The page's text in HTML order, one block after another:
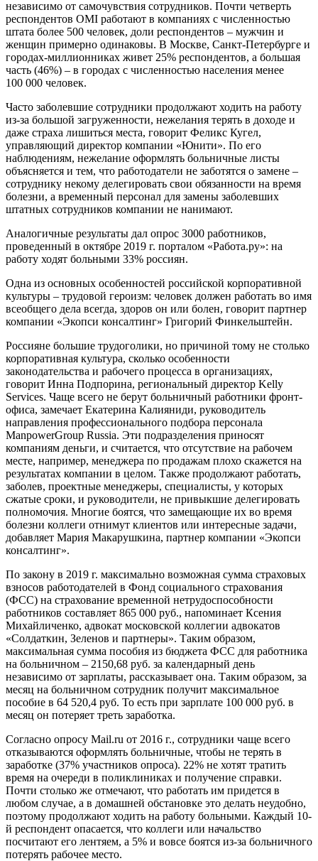
независимо от самочувствия сотрудников. Почти четверть
респондентов OMI работают в компаниях с численностью
штата более 500 человек, доли респондентов – мужчин и
женщин примерно одинаковы. В Москве, Санкт-Петербурге и
городах-миллионниках живет 25% респондентов, а большая
часть (46%) – в городах с численностью населения менее
100 000 человек.
Часто заболевшие сотрудники продолжают ходить на работу
из-за большой загруженности, нежелания терять в доходе и
даже страха лишиться места, говорит Феликс Кугел,
управляющий директор компании «Юнити». По его
наблюдениям, нежелание оформлять больничные листы
объясняется и тем, что работодатели не заботятся о замене –
сотруднику некому делегировать свои обязанности на время
болезни, а временный персонал для замены заболевших
штатных сотрудников компании не нанимают.
Аналогичные результаты дал опрос 3000 работников,
проведенный в октябре 2019 г. порталом «Работа.ру»: на
работу ходят больными 33% россиян.
Одна из основных особенностей российской корпоративной
культуры – трудовой героизм: человек должен работать во имя
всеобщего дела всегда, здоров он или болен, говорит партнер
компании «Экопси консалтинг» Григорий Финкельштейн.
Россияне большие трудоголики, но причиной тому не столько
корпоративная культура, сколько особенности
законодательства и рабочего процесса в организациях,
говорит Инна Подпорина, региональный директор Kelly
Services. Чаще всего не берут больничный работники фронт-
офиса, замечает Екатерина Калияниди, руководитель
направления профессионального подбора персонала
ManpowerGroup Russia. Эти подразделения приносят
компаниям деньги, и считается, что отсутствие на рабочем
месте, например, менеджера по продажам плохо скажется на
результатах компании в целом. Также продолжают работать,
заболев, проектные менеджеры, специалисты, у которых
сжатые сроки, и руководители, не привыкшие делегировать
полномочия. Многие боятся, что замещающие их во время
болезни коллеги отнимут клиентов или интересные задачи,
добавляет Мария Макарушкина, партнер компании «Экопси
консалтинг».
По закону в 2019 г. максимально возможная сумма страховых
взносов работодателей в Фонд социального страхования
(ФСС) на страхование временной нетрудоспособности
работников составляет 865 000 руб., напоминает Ксения
Михайличенко, адвокат московской коллегии адвокатов
«Солдаткин, Зеленов и партнеры». Таким образом,
максимальная сумма пособия из бюджета ФСС для работника
на больничном – 2150,68 руб. за календарный день
независимо от зарплаты, рассказывает она. Таким образом, за
месяц на больничном сотрудник получит максимальное
пособие в 64 520,4 руб. То есть при зарплате 100 000 руб. в
месяц он потеряет треть заработка.
Согласно опросу Mail.ru от 2016 г., сотрудники чаще всего
отказываются оформлять больничные, чтобы не терять в
заработке (37% участников опроса). 22% не хотят тратить
время на очереди в поликлиниках и получение справки.
Почти столько же отмечают, что работать им придется в
любом случае, а в домашней обстановке это делать неудобно,
поэтому продолжают ходить на работу больными. Каждый 10-
й респондент опасается, что коллеги или начальство
посчитают его лентяем, а 5% и вовсе боятся из-за больничного
потерять рабочее место.